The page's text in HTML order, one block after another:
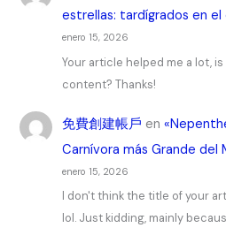
estrellas: tardígrados en el
enero 15, 2026
Your article helped me a lot,
content? Thanks!
免費創建帳戶 en
Carnívora más Grande del
enero 15, 2026
I don't think the title of your
lol. Just kidding, mainly